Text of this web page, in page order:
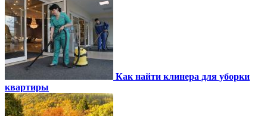
Как найти клинера для уборки
квартиры